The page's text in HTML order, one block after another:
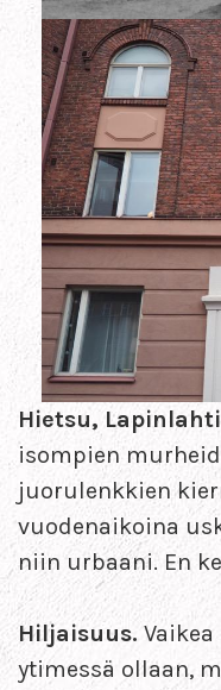
Hietsu,
isompien
juorulenkkien
vuodenaikoina
niin urbaani. En
Hiljaisuus.
ytimessä ollaan,